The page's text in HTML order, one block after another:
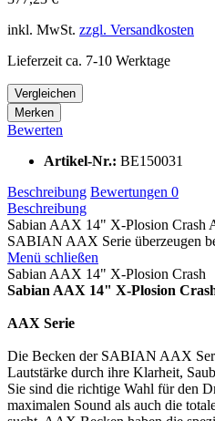
inkl. MwSt. zzgl. Versandkosten
Lieferzeit ca. 7-10 Werktage
Vergleichen
Merken
Bewerten
Artikel-Nr.: BE150031
Beschreibung Bewertungen 0
Beschreibung
Sabian AAX 14" X-Plosion Crash
SABIAN AAX Serie überzeugen
Menü schließen
Sabian AAX 14" X-Plosion Crash
Sabian AAX 14" X-Plosion
AAX Serie
Die Becken der SABIAN AAX
Lautstärke durch ihre Klarheit,
Sie sind die richtige Wahl für den
maximalen Sound als auch die